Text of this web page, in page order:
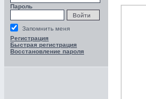
Пароль
Запомнить меня
Регистрация
Быстрая регистрация
Восстановление пароля